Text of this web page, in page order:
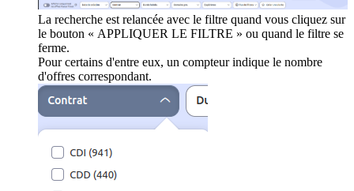
La recherche est relancée avec le filtre quand vous cliquez sur
le bouton « APPLIQUER LE FILTRE » ou quand le filtre se
ferme.
Pour certains d'entre eux, un compteur indique le nombre
d'offres correspondant.